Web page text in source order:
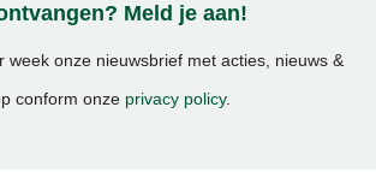
Meld je aan!
week onze nieuwsbrief met acties, nieuws &
conform onze privacy policy.